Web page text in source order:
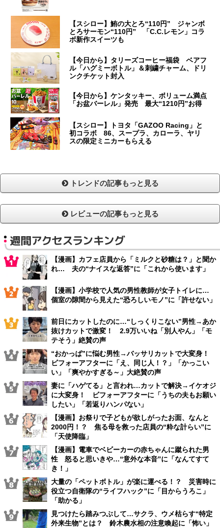
【スシロー】鮪の大とろ“110円” ジャンボ
とろサーモン“110円” 「C.C.レモン」コラ
ボ新作スイーツも
【今日から】タリーズコーヒー福袋 ベアフ
ル「ハグミーボトル」＆刺繍チャーム、ドリ
ンクチケット封入
【今日から】ケンタッキー、ボリューム満点
「お盆バーレル」発売 最大“1210円”お得
【スシロー】トヨタ「GAZOO Racing」と
初コラボ 86、スープラ、カローラ、ヤリ
スの限定ミニカーもらえる
トレンドの記事もっと見る
レビューの記事もっと見る
週間アクセスランキング
【漫画】カフェ店員から「ミルクと砂糖は？」と聞か
れ… 夫の“ナイスな返答”に「これから使います」
【漫画】小学校で人気の男性教師が女子トイレに…
個室の隙間から見えた“恐ろしいモノ”に「許せない」
前日にカットしたのに…“しっくりこない”男性→あか
抜けカットで激変！ 2.9万いいね「別人やん」「モ
テそう」絶賛の声
“おかっぱ”に悩む男性→バッサリカットで大変身！
ビフォーアフターに「え、同じ人！？」「かっこい
い」「爽やかすぎる～」大絶賛の声
妻に「ハゲてる」と言われ…カットで解決→イケオジ
に大変身！ ビフォーアフターに「うちの夫もお願い
したい」「若返りハンパない」
【漫画】お祭りで子どもが欲しがったお面、なんと
2000円！？ 焦る母を救った店員の“粋な計らい”に
「天使降臨」
【漫画】電車でベビーカーの赤ちゃんに蹴られた男
性 怒ると思いきや…“意外な本音”に「なんてすて
き！」
大量の「ペットボトル」が楽に運べる！？ 災害時に
役立つ自衛隊の“ライフハック”に「目からうろこ」
「助かる」
見つけたら踏みつぶして…サクラ、ウメ枯らす“特定
外来生物”とは？ 鈴木農水相の注意喚起に「怖い」